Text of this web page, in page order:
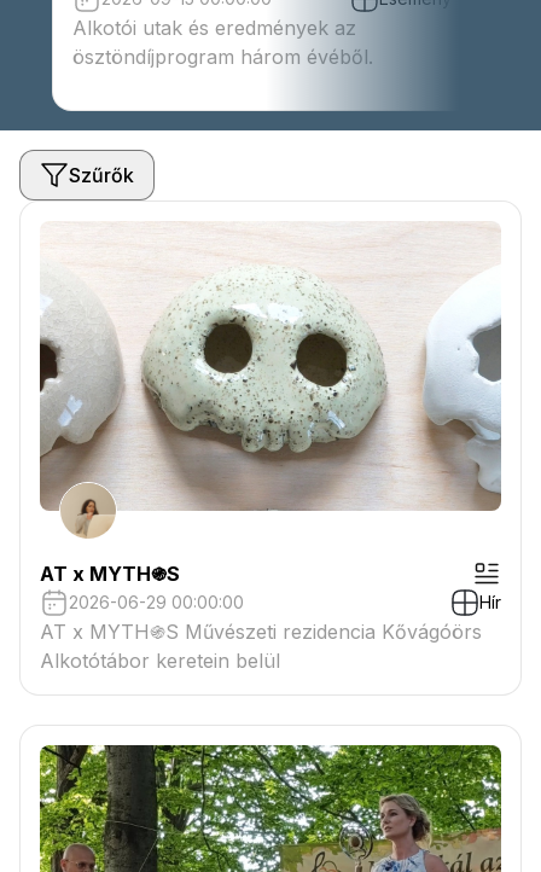
Alkotói utak és eredmények az
ösztöndíjprogram három évéből.
Szűrők
AT x MYTH֍S
2026-06-29 00:00:00 Hír
AT x MYTH֍S Művészeti rezidencia Kővágóörs
Alkotótábor keretein belül